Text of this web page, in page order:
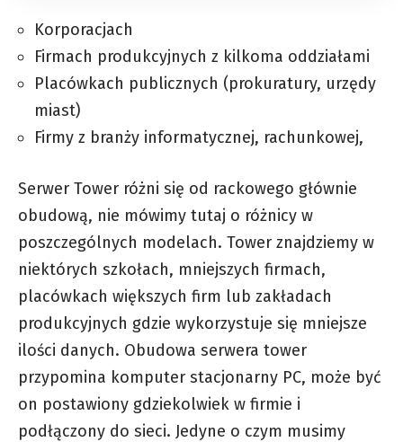
Korporacjach
Firmach produkcyjnych z kilkoma oddziałami
Placówkach publicznych (prokuratury, urzędy
miast)
Firmy z branży informatycznej, rachunkowej,
Serwer Tower różni się od rackowego głównie
obudową, nie mówimy tutaj o różnicy w
poszczególnych modelach. Tower znajdziemy w
niektórych szkołach, mniejszych firmach,
placówkach większych firm lub zakładach
produkcyjnych gdzie wykorzystuje się mniejsze
ilości danych. Obudowa serwera tower
przypomina komputer stacjonarny PC, może być
on postawiony gdziekolwiek w firmie i
podłączony do sieci. Jedyne o czym musimy